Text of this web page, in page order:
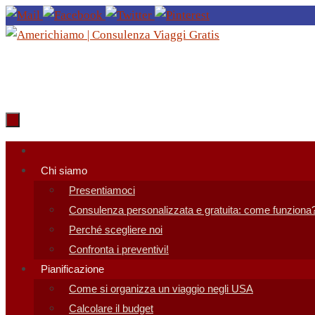
Salta
al
Salta
contenuto
Chi siamo
Presentiamoci
Consulenza personalizzata e gratuita: come
Perché scegliere noi
Confronta i preventivi!
Pianificazione
Come si organizza un viaggio negli USA
Calcolare il budget